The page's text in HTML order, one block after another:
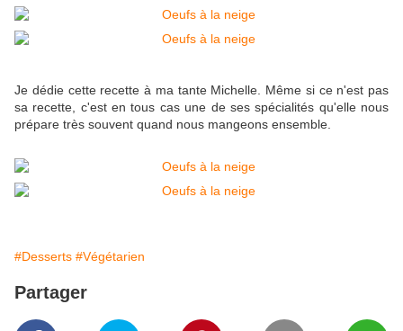
Je dédie cette recette à ma tante Michelle. Même si ce n'est pas
sa recette, c'est en tous cas une de ses spécialités qu'elle nous
prépare très souvent quand nous mangeons ensemble.
#Desserts #Végétarien
Partager